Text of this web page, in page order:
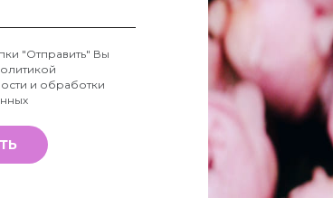
"Отправить" Вы
и обработки